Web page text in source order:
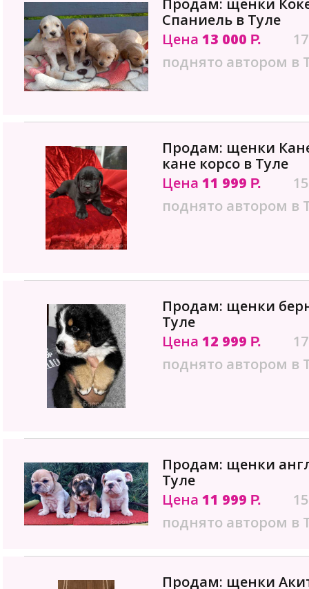
Спаниель в Туле
Цена 13 000 Р.
поднято автором в
Продам: щенки
кане корсо в Туле
Цена 11 999 Р.
поднято автором в
Продам: щенки
Туле
Цена 12 999 Р.
поднято автором в
Продам: щенки
Туле
Цена 11 999 Р.
поднято автором в
Продам: щенки